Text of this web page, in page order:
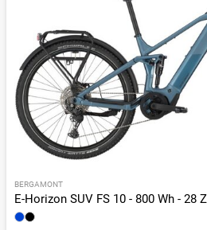
BERGAMONT
E-Horizon SUV FS 10 - 800 Wh - 28